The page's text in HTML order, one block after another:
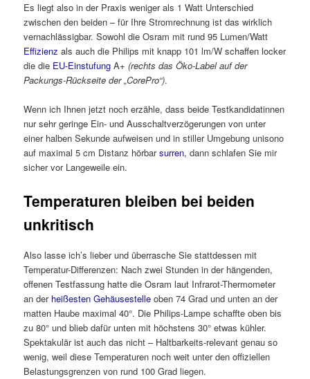
Es liegt also in der Praxis weniger als 1 Watt Unterschied
zwischen den beiden – für Ihre Stromrechnung ist das wirklich
vernachlässigbar. Sowohl die Osram mit rund 95 Lumen/Watt
Effizienz als auch die Philips mit knapp 101 lm/W schaffen locker
die die EU-Einstufung A+(rechts das Öko-Label auf der
Packungs-Rückseite der „CorePro“).
Wenn ich Ihnen jetzt noch erzähle, dass beide Testkandidatinnen
nur sehr geringe Ein- und Ausschaltverzögerungen von unter
einer halben Sekunde aufweisen und in stiller Umgebung unisono
auf maximal 5 cm Distanz hörbarsurren, dann schlafen Sie mir
sicher vor Langeweile ein.
Temperaturen bleiben bei beiden
unkritisch
Also lasse ich’s lieber und überrasche Sie stattdessen mit
Temperatur-Differenzen: Nach zwei Stunden in der hängenden,
offenen Testfassung hatte die Osram laut Infrarot-Thermometer
an der heißesten Gehäusestelle oben 74 Grad und unten an der
matten Haube maximal 40°. Die Philips-Lampe schaffte oben bis
zu 80° und blieb dafür unten mit höchstens 30° etwas kühler.
Spektakulär ist auch das nicht – Haltbarkeits-relevant genau so
wenig, weil diese Temperaturen noch weit unter den offiziellen
Belastungsgrenzen von rund 100 Grad liegen.